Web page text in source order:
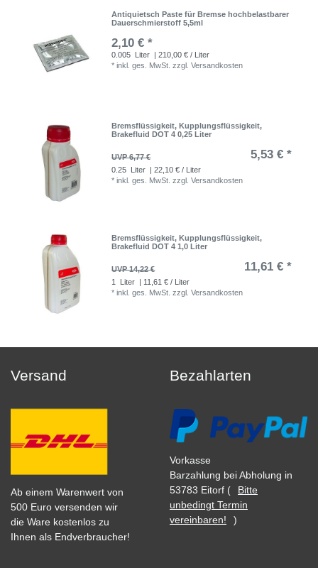
Antiquietsch Paste für Bremse hochbelastbarer
Dauerschmierstoff 5,5ml
2,10 € *
0.005 Liter | 210,00 € / Liter
*inkl. ges. MwSt. zzgl.Versandkosten
Bremsflüssigkeit, Kupplungsflüssigkeit,
Brakefluid DOT 4 0,25 Liter
UVP 6,77 € 5,53 € *
0.25 Liter
| 22,10 € / Liter
*inkl. ges. MwSt. zzgl.Versandkosten
Bremsflüssigkeit, Kupplungsflüssigkeit,
Brakefluid DOT 4 1,0 Liter
UVP 14,22 € 11,61 € *
1 Liter | 11,61 € / Liter
*inkl. ges. MwSt. zzgl.Versandkosten
Versand
Ab einem Warenwert von
500 Euro versenden wir
die Ware kostenlos zu
Ihnen als Endverbraucher!
Bezahlarten
Vorkasse
Barzahlung bei Abholung in
53783 Eitorf (
Bitte
unbedingt Termin
vereinbaren!
)